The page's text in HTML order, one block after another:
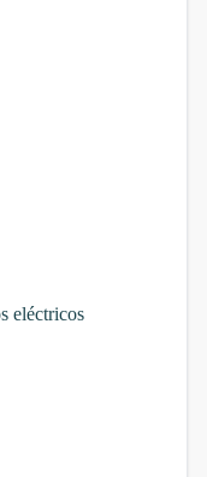
eléctricos